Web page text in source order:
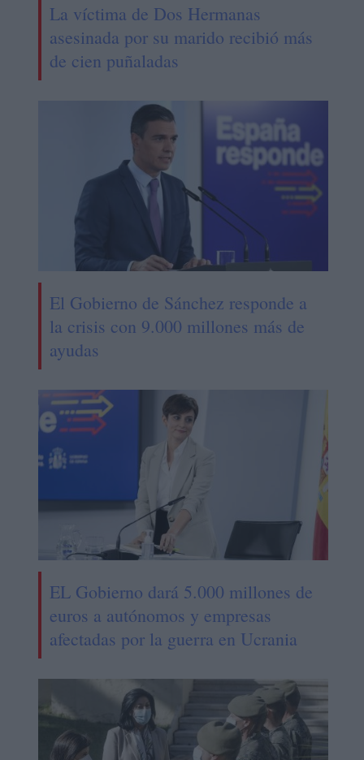
La víctima de Dos Hermanas
asesinada por su marido recibió más
de cien puñaladas
El Gobierno de Sánchez responde a
la crisis con 9.000 millones más de
ayudas
EL Gobierno dará 5.000 millones de
euros a autónomos y empresas
afectadas por la guerra en Ucrania